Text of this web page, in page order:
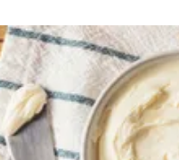
na Ukrainie